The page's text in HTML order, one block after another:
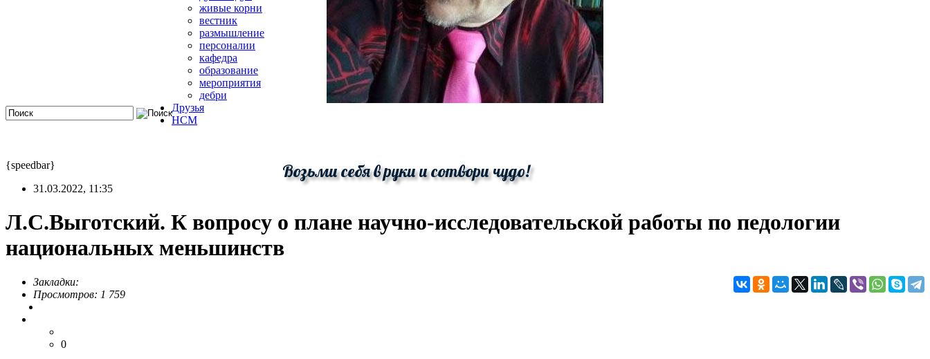
Возьми себя в руки и сотвори чудо!
живые корни
вестник
размышление
персоналии
кафедра
образование
мероприятия
дебри
Друзья
HCM
{speedbar}
31.03.2022, 11:35
Л.С.Выготский. К вопросу о плане научно-исследовательской работы по педологии
национальных меньшинств
Закладки:
Просмотров: 1 759
0